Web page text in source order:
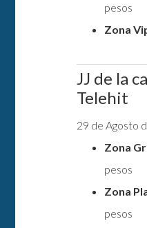
pesos
Zona
JJ de la
Telehit
29 de Agosto
Zona
pesos
Zona
pesos